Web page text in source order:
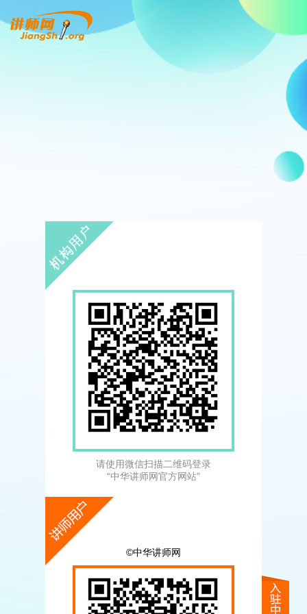
请使用微信扫描二维码登录
“中华讲师网官方网站”
©中华讲师网